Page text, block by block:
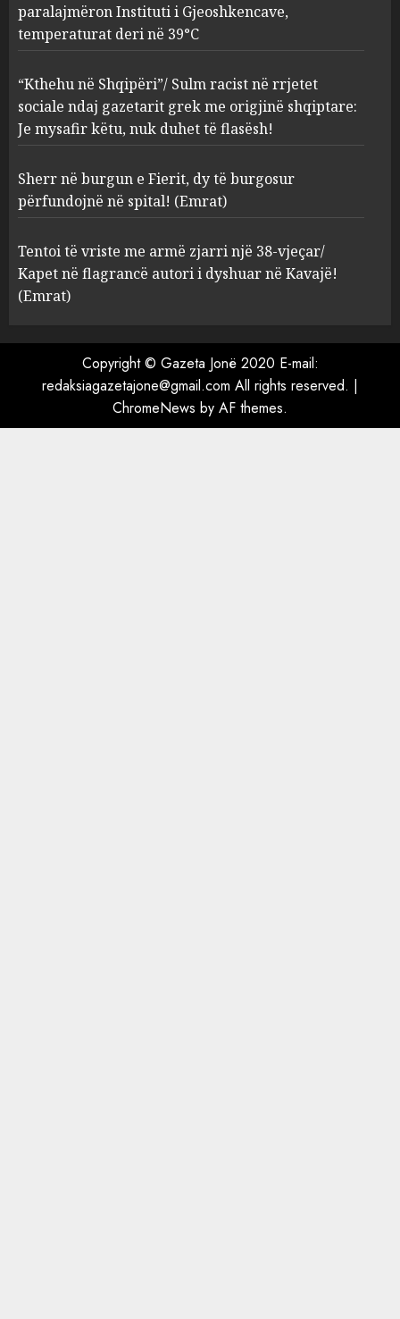
“Kthehu në Shqipëri”/ Sulm
racist në rrjetet sociale ndaj
gazetarit grek me origjinë
shqiptare: Je mysafir këtu,
nuk duhet të flasësh!
AUGUST 8, 2026
burgosur përfundojnë në
spital! (Emrat)
AUGUST 8, 2026
AUGUST 8, 2026
paralajmëron Instituti i Gjeoshkencave,
temperaturat deri në 39°C
“Kthehu në Shqipëri”/ Sulm racist në rrjetet
sociale ndaj gazetarit grek me origjinë shqiptare:
Je mysafir këtu, nuk duhet të flasësh!
Sherr në burgun e Fierit, dy të burgosur
përfundojnë në spital! (Emrat)
Tentoi të vriste me armë zjarri një 38-vjeçar/
Kapet në flagrancë autori i dyshuar në Kavajë!
(Emrat)
Copyright © Gazeta Jonë 2020 E-mail:
redaksiagazetajone@gmail.com All rights reserved. |
ChromeNews by AF themes.